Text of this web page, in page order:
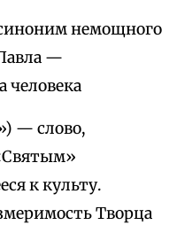
немощного
—
человека
— слово,
к культу.
Творца